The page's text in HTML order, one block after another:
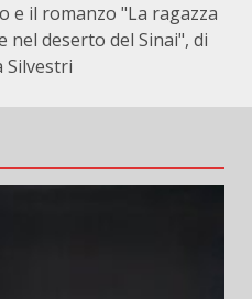
e il romanzo "La ragazza
nel deserto del Sinai", di
Silvestri